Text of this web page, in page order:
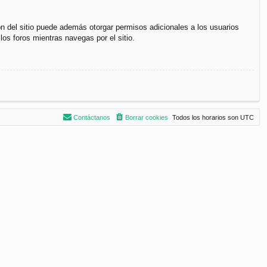
sitio puede además otorgar permisos adicionales a los usuarios
foros mientras navegas por el sitio.
Todos los horarios son UTC
Borrar cookies
Contáctanos